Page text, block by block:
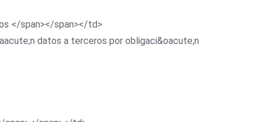
</span></span></td>
datos a terceros por obligaci&oacute;n